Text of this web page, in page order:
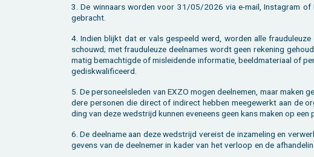
3. De win­naars wor­den voor 31/05/2026 via e-mail, In­st­agram
ge­bracht.
4. In­dien blijkt dat er vals ge­speeld werd, wor­den alle
schouwd; met frau­du­leu­ze deel­na­mes wordt geen re­ke­ning
ma­tig be­mach­tig­de of mis­lei­den­de in­for­ma­tie, beeld­ma­te­ri­aal of
ge­dis­kwa­li­fi­ceerd.
5. De per­so­neels­le­den van EXZO mogen deel­ne­men, maar maken
de­re per­so­nen die di­rect of in­di­rect heb­ben mee­ge­werkt aan de
ding van deze wed­strijd kun­nen even­eens geen kans maken op een
6. De deel­na­me aan deze wed­strijd ver­eist de in­za­me­ling en
ge­vens van de deel­ne­mer in kader van het ver­loop en de